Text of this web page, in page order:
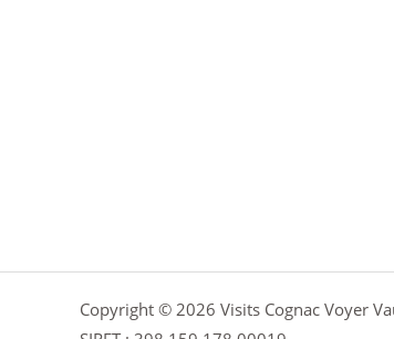
Copyright © 2026 Visits Cognac Voyer